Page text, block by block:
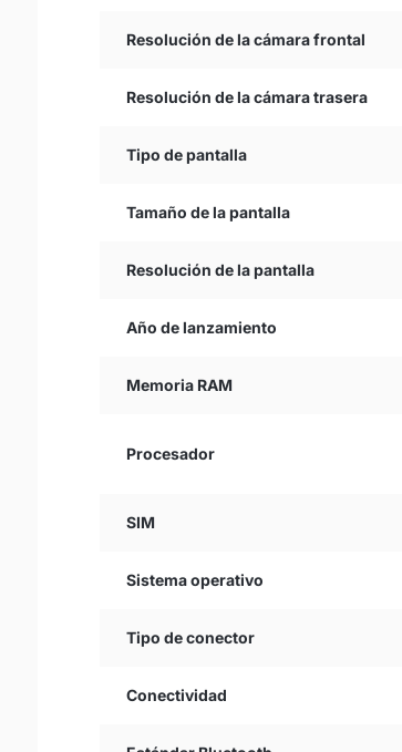
Resolución de la cámara frontal
Resolución de la cámara trasera
Tipo de pantalla
Tamaño de la pantalla
Resolución de la pantalla
Año de lanzamiento
Memoria RAM
Procesador
SIM
Sistema operativo
Tipo de conector
Conectividad